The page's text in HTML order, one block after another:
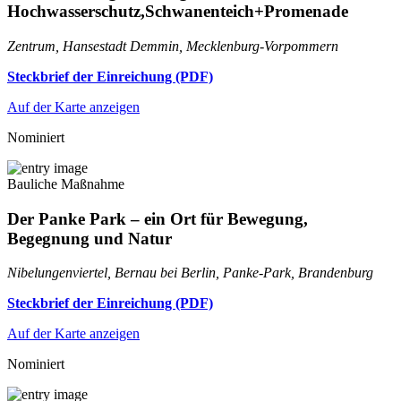
Hochwasserschutz,Schwanenteich+Promenade
Zentrum, Hansestadt Demmin, Mecklenburg-Vorpommern
Steckbrief der Einreichung (PDF)
Auf der Karte anzeigen
Nominiert
Bauliche Maßnahme
Der Panke Park – ein Ort für Bewegung,
Begegnung und Natur
Nibelungenviertel, Bernau bei Berlin, Panke-Park, Brandenburg
Steckbrief der Einreichung (PDF)
Auf der Karte anzeigen
Nominiert